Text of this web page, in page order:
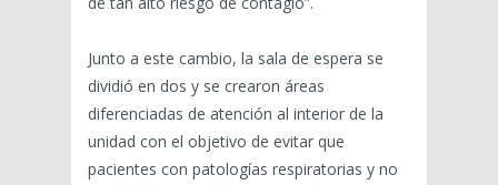
Junto a este cambio, la sala de espera se
dividió en dos y se crearon áreas
diferenciadas de atención al interior de la
unidad con el objetivo de evitar que
pacientes con patologías respiratorias y no